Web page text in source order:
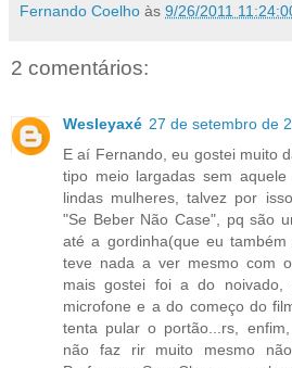
Fernando Coelho às 9/26/2011
2 comentários:
Wesleyaxé 27 de setembro de
E aí Fernando, eu gostei muito
tipo meio largadas sem
lindas mulheres, talvez por
"Se Beber Não Case", pq são
até a gordinha(que eu
teve nada a ver mesmo com
mais gostei foi a do
microfone e a do começo do
tenta pular o portão...rs,
não faz rir muito mesmo